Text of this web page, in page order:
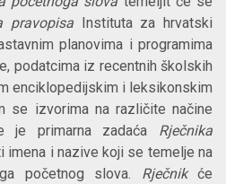
pravopisa Instituta za hrvatski
planovima i programima
podatcima iz recentnih školskih
enciklopedijskim i leksikonskim
se izvorima na različite načine
je primarna zadaća Rječnika
i nazive koji se temelje na
početnog slova. Rječnikće